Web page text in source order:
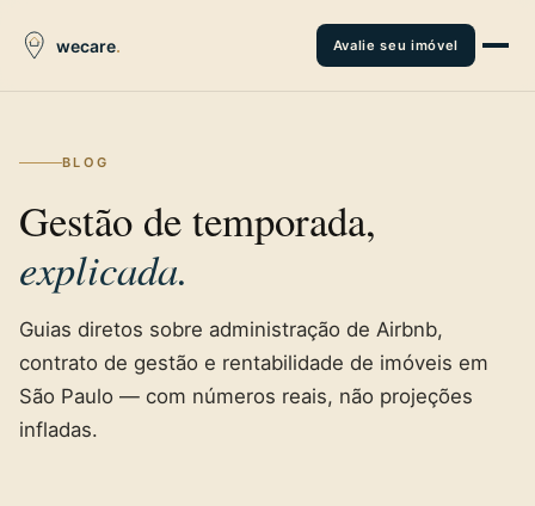
Avalie seu imóvel
BLOG
Gestão de temporada,
explicada.
Guias diretos sobre administração de Airbnb,
contrato de gestão e rentabilidade de imóveis em
São Paulo — com números reais, não projeções
infladas.